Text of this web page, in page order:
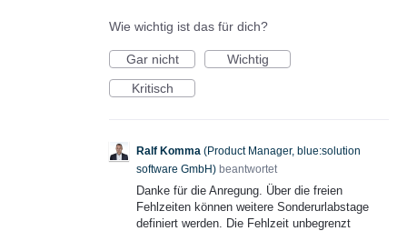
Wie wichtig ist das für dich?
Gar nicht
Wichtig
Kritisch
Ralf Komma (Product Manager, blue:solution
software GmbH) beantwortet
Danke für die Anregung. Über die freien
Fehlzeiten können weitere Sonderurlabstage
definiert werden. Die Fehlzeit unbegrenzt